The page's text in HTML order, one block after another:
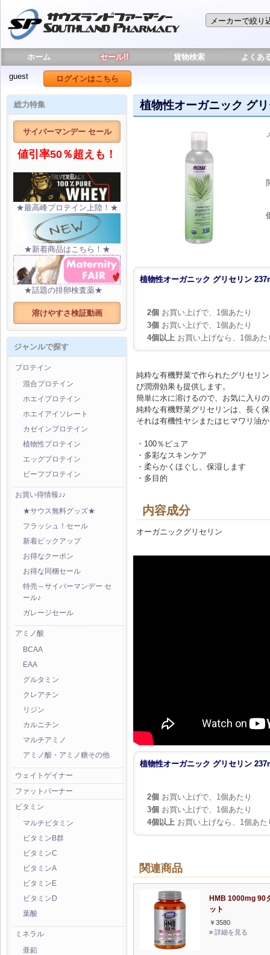
ホーム セール!! 貨物検索 よくあ
guest ログインはこちら
総力特集
サイバーマンデー セール
値引率50％超えも！
★最高峰プロテイン上陸！★
★新着商品はこちら！★
★話題の排卵検査薬★
溶けやすさ検証動画
ジャンルで探す
プロテイン
混合プロテイン
ホエイプロテイン
ホエイアイソレート
カゼインプロテイン
植物性プロテイン
エッグプロテイン
ビーフプロテイン
お買い得情報♪♪
★サウス無料グッズ★
フラッシュ！セール
新着ピックアップ
お得なクーポン
お得な同梱セール
特売～サイバーマンデー セ
ール♪
ガレージセール
アミノ酸
BCAA
EAA
グルタミン
クレアチン
リジン
カルニチン
マルチアミノ
アミノ酸・アミノ糖その他
ウェイトゲイナー
ファットバーナー
ビタミン
マルチビタミン
ビタミンB群
ビタミンC
ビタミンA
ビタミンE
ビタミンD
葉酸
ミネラル
亜鉛
植物性オーガニック グ
植物性オーガニック グリセリン
2個 お買い上げで、1個あたり
3個 お買い上げで、1個あたり
4個以上 お買い上げなら、1個あた
純粋な有機野菜で作られたグリセリ
び潤滑効果も提供します。
簡単に水に溶けるので、お気に入り
純粋な有機野菜グリセリンは、長く
それは有機性ヤシまたはヒマワリ油
・100％ピュア
・多彩なスキンケア
・柔らかくほぐし、保湿します
・多目的
内容成分
オーガニックグリセリン
植物性オーガニック グリセリン
2個 お買い上げで、1個あたり
3個 お買い上げで、1個あたり
4個以上 お買い上げなら、1個あた
関連商品
HMB 1000mg 90
ット
￥3580
» 詳細を見る